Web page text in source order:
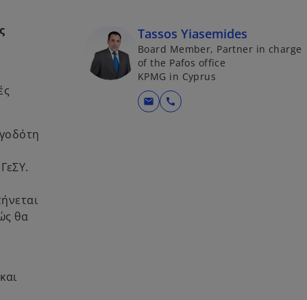
θα
Tassos Yiasemides
Board Member, Partner in charge
of the Pafos office
KPMG in Cyprus
mail call